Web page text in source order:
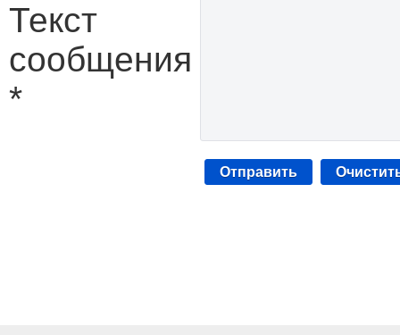
Текст
сообщения
*